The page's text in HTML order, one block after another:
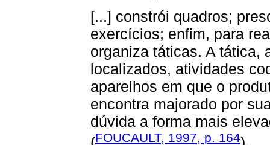
[...] constrói quadros;
exercícios; enfim, para
organiza táticas. A tática,
localizados, atividades
aparelhos em que o
encontra majorado por
dúvida a forma mais
FOUCAULT, 1997, p. 164